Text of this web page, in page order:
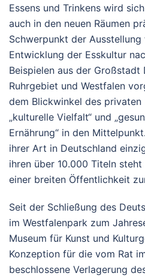
Essens und Trinkens wird
auch in den neuen Räumen
Schwerpunkt der
Entwicklung der Esskultur
Beispielen aus der Großstadt
Ruhrgebiet und Westfalen
dem Blickwinkel des privaten
„kulturelle Vielfalt“ und
Ernährung“ in den
ihrer Art in Deutschland
ihren über 10.000 Titeln
einer breiten Öffentlichkeit
Seit der Schließung des
im Westfalenpark zum
Museum für Kunst und
Konzeption für die vom Rat
beschlossene Verlagerung